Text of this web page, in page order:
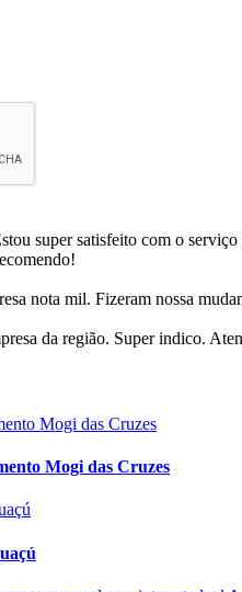
super satisfeito com o
nota mil. Fizeram nossa
da região. Super indico.
Mogi das Cruzes